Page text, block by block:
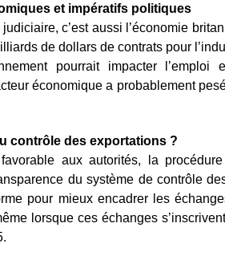
et impératifs politiques
c’est aussi l’économie
de dollars de contrats pour
pourrait impacter l’emploi
économique a probablement
contrôle des exportations ?
aux autorités, la
du système de contrôle
pour mieux encadrer les
lorsque ces échanges